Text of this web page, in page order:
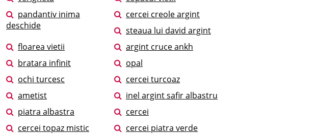
pandantiv inima
deschide
cercei creole argint
steaua lui david argint
floarea vietii
argint cruce ankh
bratara infinit
opal
ochi turcesc
cercei turcoaz
ametist
inel argint safir albastru
piatra albastra
cercei
cercei topaz mistic
cercei piatra verde